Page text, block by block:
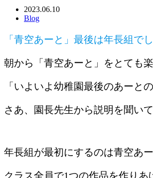
2023.06.10
Blog
「青空あーと」最後は年長組でし
朝から「青空あーと」をとても
「いよいよ幼稚園最後のあーと
さあ、園長先生から説明を聞い
年長組が最初にするのは青空あー
クラス全員で1つの作品を作りあ